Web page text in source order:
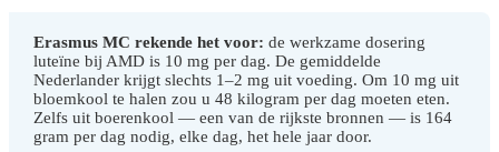
Erasmus MC rekende het voor: de werkzame dosering
luteïne bij AMD is 10 mg per dag. De gemiddelde
Nederlander krijgt slechts 1–2 mg uit voeding. Om 10 mg uit
bloemkool te halen zou u 48 kilogram per dag moeten eten.
Zelfs uit boerenkool — een van de rijkste bronnen — is 164
gram per dag nodig, elke dag, het hele jaar door.